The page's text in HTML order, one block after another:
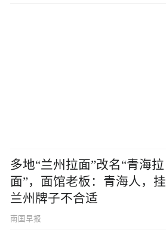
多地“兰州拉面”改名“青海拉
面”，面馆老板：青海人，挂
兰州牌子不合适
南国早报